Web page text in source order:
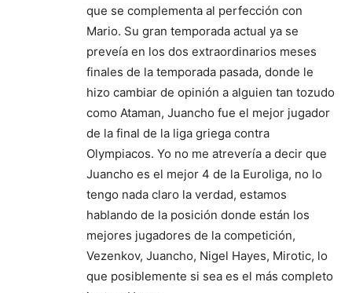
que se complementa al perfección con
Mario. Su gran temporada actual ya se
preveía en los dos extraordinarios meses
finales de la temporada pasada, donde le
hizo cambiar de opinión a alguien tan tozudo
como Ataman, Juancho fue el mejor jugador
de la final de la liga griega contra
Olympiacos. Yo no me atrevería a decir que
Juancho es el mejor 4 de la Euroliga, no lo
tengo nada claro la verdad, estamos
hablando de la posición donde están los
mejores jugadores de la competición,
Vezenkov, Juancho, Nigel Hayes, Mirotic, lo
que posiblemente si sea es el más completo